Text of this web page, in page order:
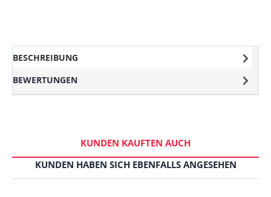
BESCHREIBUNG
BEWERTUNGEN
KUNDEN KAUFTEN AUCH
KUNDEN HABEN SICH EBENFALLS ANGESEHEN